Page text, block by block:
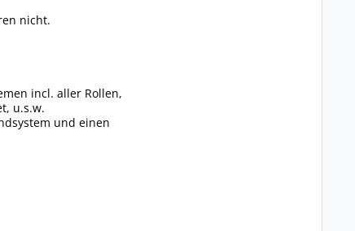
nicht.
incl. aller Rollen,
u.s.w.
und einen